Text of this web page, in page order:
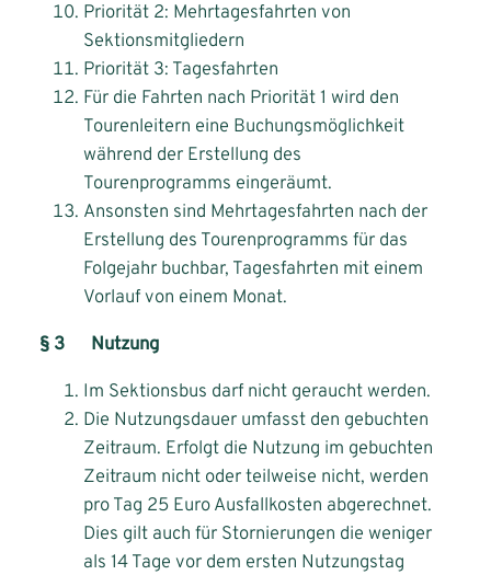
Priorität 2: Mehrtagesfahrten von
Sektionsmitgliedern
Priorität 3: Tagesfahrten
Für die Fahrten nach Priorität 1 wird den
Tourenleitern eine Buchungsmöglichkeit
während der Erstellung des
Tourenprogramms eingeräumt.
Ansonsten sind Mehrtagesfahrten nach der
Erstellung des Tourenprogramms für das
Folgejahr buchbar, Tagesfahrten mit einem
Vorlauf von einem Monat.
§ 3 Nutzung
Im Sektionsbus darf nicht geraucht werden.
Die Nutzungsdauer umfasst den gebuchten
Zeitraum. Erfolgt die Nutzung im gebuchten
Zeitraum nicht oder teilweise nicht, werden
pro Tag 25 Euro Ausfallkosten abgerechnet.
Dies gilt auch für Stornierungen die weniger
als 14 Tage vor dem ersten Nutzungstag